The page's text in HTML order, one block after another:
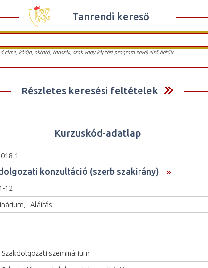
Tanrendi kereső
címe, kódja, oktató, tanszék, szak vagy képzési program neve) első betűit.
Részletes keresési feltételek
Kurzuskód-adatlap
1
konzultáció (szerb szakirány)
12
_Aláírás
Szakdolgozati szeminárium